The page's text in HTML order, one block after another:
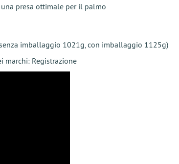
presa ottimale per il palmo
imballaggio 1021g, con imballaggio 1125g)
marchi: Registrazione